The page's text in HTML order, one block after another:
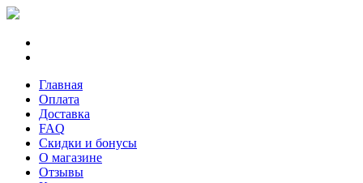
Главная
Оплата
Доставка
FAQ
Скидки и бонусы
О магазине
Отзывы